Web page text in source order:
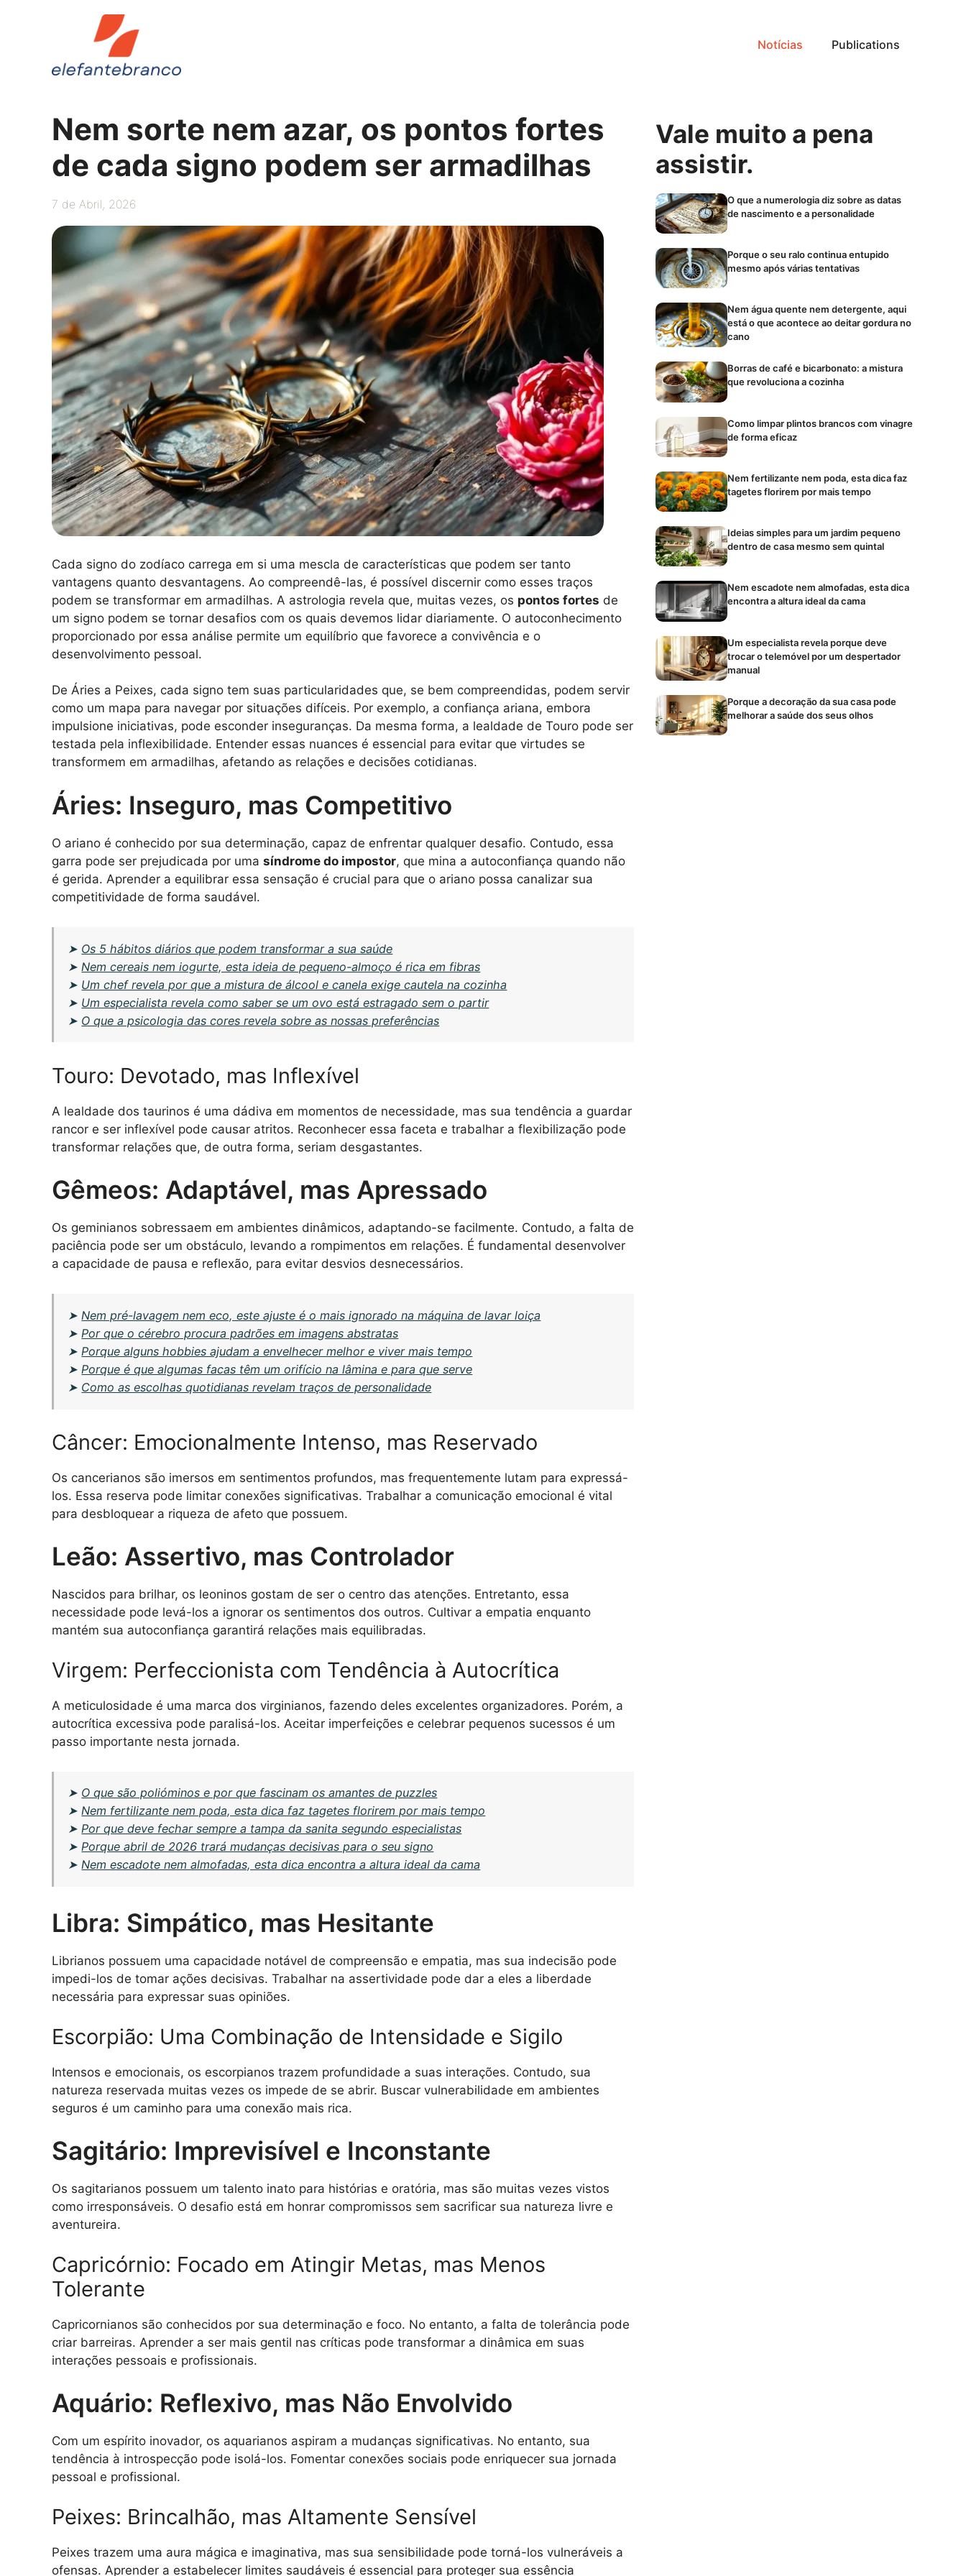
Notícias Publications
Nem sorte nem azar, os pontos fortes
de cada signo podem ser armadilhas
7 de Abril, 2026
Cada signo do zodíaco carrega em si uma mescla de características que podem ser tanto
vantagens quanto desvantagens. Ao compreendê-las, é possível discernir como esses traços
podem se transformar em armadilhas. A astrologia revela que, muitas vezes, os pontos fortes de
um signo podem se tornar desafios com os quais devemos lidar diariamente. O autoconhecimento
proporcionado por essa análise permite um equilíbrio que favorece a convivência e o
desenvolvimento pessoal.
De Áries a Peixes, cada signo tem suas particularidades que, se bem compreendidas, podem servir
como um mapa para navegar por situações difíceis. Por exemplo, a confiança ariana, embora
impulsione iniciativas, pode esconder inseguranças. Da mesma forma, a lealdade de Touro pode ser
testada pela inflexibilidade. Entender essas nuances é essencial para evitar que virtudes se
transformem em armadilhas, afetando as relações e decisões cotidianas.
Áries: Inseguro, mas Competitivo
O ariano é conhecido por sua determinação, capaz de enfrentar qualquer desafio. Contudo, essa
garra pode ser prejudicada por uma síndrome do impostor, que mina a autoconfiança quando não
é gerida. Aprender a equilibrar essa sensação é crucial para que o ariano possa canalizar sua
competitividade de forma saudável.
➤ Os 5 hábitos diários que podem transformar a sua saúde
➤ Nem cereais nem iogurte, esta ideia de pequeno-almoço é rica em fibras
➤ Um chef revela por que a mistura de álcool e canela exige cautela na cozinha
➤ Um especialista revela como saber se um ovo está estragado sem o partir
➤ O que a psicologia das cores revela sobre as nossas preferências
Touro: Devotado, mas Inflexível
A lealdade dos taurinos é uma dádiva em momentos de necessidade, mas sua tendência a guardar
rancor e ser inflexível pode causar atritos. Reconhecer essa faceta e trabalhar a flexibilização pode
transformar relações que, de outra forma, seriam desgastantes.
Gêmeos: Adaptável, mas Apressado
Os geminianos sobressaem em ambientes dinâmicos, adaptando-se facilmente. Contudo, a falta de
paciência pode ser um obstáculo, levando a rompimentos em relações. É fundamental desenvolver
a capacidade de pausa e reflexão, para evitar desvios desnecessários.
➤ Nem pré-lavagem nem eco, este ajuste é o mais ignorado na máquina de lavar loiça
➤ Por que o cérebro procura padrões em imagens abstratas
➤ Porque alguns hobbies ajudam a envelhecer melhor e viver mais tempo
➤ Porque é que algumas facas têm um orifício na lâmina e para que serve
➤ Como as escolhas quotidianas revelam traços de personalidade
Câncer: Emocionalmente Intenso, mas Reservado
Os cancerianos são imersos em sentimentos profundos, mas frequentemente lutam para expressá-
los. Essa reserva pode limitar conexões significativas. Trabalhar a comunicação emocional é vital
para desbloquear a riqueza de afeto que possuem.
Leão: Assertivo, mas Controlador
Nascidos para brilhar, os leoninos gostam de ser o centro das atenções. Entretanto, essa
necessidade pode levá-los a ignorar os sentimentos dos outros. Cultivar a empatia enquanto
mantém sua autoconfiança garantirá relações mais equilibradas.
Virgem: Perfeccionista com Tendência à Autocrítica
A meticulosidade é uma marca dos virginianos, fazendo deles excelentes organizadores. Porém, a
autocrítica excessiva pode paralisá-los. Aceitar imperfeições e celebrar pequenos sucessos é um
passo importante nesta jornada.
➤ O que são polióminos e por que fascinam os amantes de puzzles
➤Nem fertilizante nem poda, esta dica faz tagetes florirem por mais tempo
➤Por que deve fechar sempre a tampa da sanita segundo especialistas
➤Porque abril de 2026 trará mudanças decisivas para o seu signo
➤Nem escadote nem almofadas, esta dica encontra a altura ideal da cama
Libra: Simpático, mas Hesitante
Librianos possuem uma capacidade notável de compreensão e empatia, mas sua indecisão pode
impedi-los de tomar ações decisivas. Trabalhar na assertividade pode dar a eles a liberdade
necessária para expressar suas opiniões.
Escorpião: Uma Combinação de Intensidade e Sigilo
Intensos e emocionais, os escorpianos trazem profundidade a suas interações. Contudo, sua
natureza reservada muitas vezes os impede de se abrir. Buscar vulnerabilidade em ambientes
seguros é um caminho para uma conexão mais rica.
Sagitário: Imprevisível e Inconstante
Os sagitarianos possuem um talento inato para histórias e oratória, mas são muitas vezes vistos
como irresponsáveis. O desafio está em honrar compromissos sem sacrificar sua natureza livre e
aventureira.
Capricórnio: Focado em Atingir Metas, mas Menos
Tolerante
Capricornianos são conhecidos por sua determinação e foco. No entanto, a falta de tolerância pode
criar barreiras. Aprender a ser mais gentil nas críticas pode transformar a dinâmica em suas
interações pessoais e profissionais.
Aquário: Reflexivo, mas Não Envolvido
Com um espírito inovador, os aquarianos aspiram a mudanças significativas. No entanto, sua
tendência à introspecção pode isolá-los. Fomentar conexões sociais pode enriquecer sua jornada
pessoal e profissional.
Peixes: Brincalhão, mas Altamente Sensível
Peixes trazem uma aura mágica e imaginativa, mas sua sensibilidade pode torná-los vulneráveis a
ofensas. Aprender a estabelecer limites saudáveis é essencial para proteger sua essência
Vale muito a pena
assistir.
O que a numerologia diz sobre as datas
de nascimento e a personalidade
Porque o seu ralo continua entupido
mesmo após várias tentativas
Nem água quente nem detergente, aqui
está o que acontece ao deitar gordura no
cano
Borras de café e bicarbonato: a mistura
que revoluciona a cozinha
Como limpar plintos brancos com vinagre
de forma eficaz
Nem fertilizante nem poda, esta dica faz
tagetes florirem por mais tempo
Ideias simples para um jardim pequeno
dentro de casa mesmo sem quintal
Nem escadote nem almofadas, esta dica
encontra a altura ideal da cama
Um especialista revela porque deve
trocar o telemóvel por um despertador
manual
Porque a decoração da sua casa pode
melhorar a saúde dos seus olhos